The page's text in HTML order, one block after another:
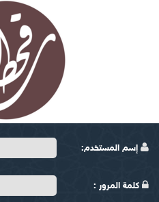
إسم المستخدم:
كلمة المرور :